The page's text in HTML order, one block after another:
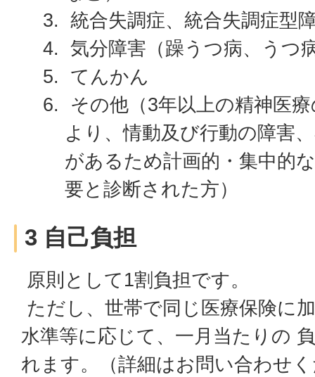
統合失調症、統合失調症型
気分障害（躁うつ病、うつ
てんかん
その他（3年以上の精神医
より、情動及び行動の障害
があるため計画的・集中的
要と診断された方）
3 自己負担
原則として1割負担です。
ただし、世帯で同じ医療保険に
水準等に応じて、一月当たりの
れます。（詳細はお問い合わせ